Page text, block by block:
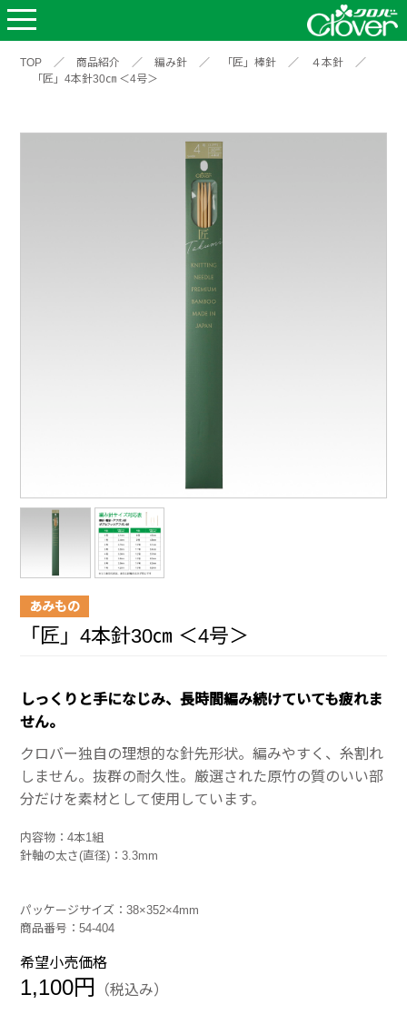
TOP ／ 商品紹介 ／ 編み針 ／ 「匠」棒針 ／ ４本針
／
「匠」4本針30㎝ ＜4号＞
あみもの
「匠」4本針30㎝ ＜4号＞
しっくりと手になじみ、長時間編み続けていても疲れま
せん。
クロバー独自の理想的な針先形状。編みやすく、糸割れ
しません。抜群の耐久性。厳選された原竹の質のいい部
分だけを素材として使用しています。
内容物：4本1組
針軸の太さ(直径)：3.3mm
パッケージサイズ：38×352×4mm
商品番号：54-404
希望小売価格
1,100円 （税込み）